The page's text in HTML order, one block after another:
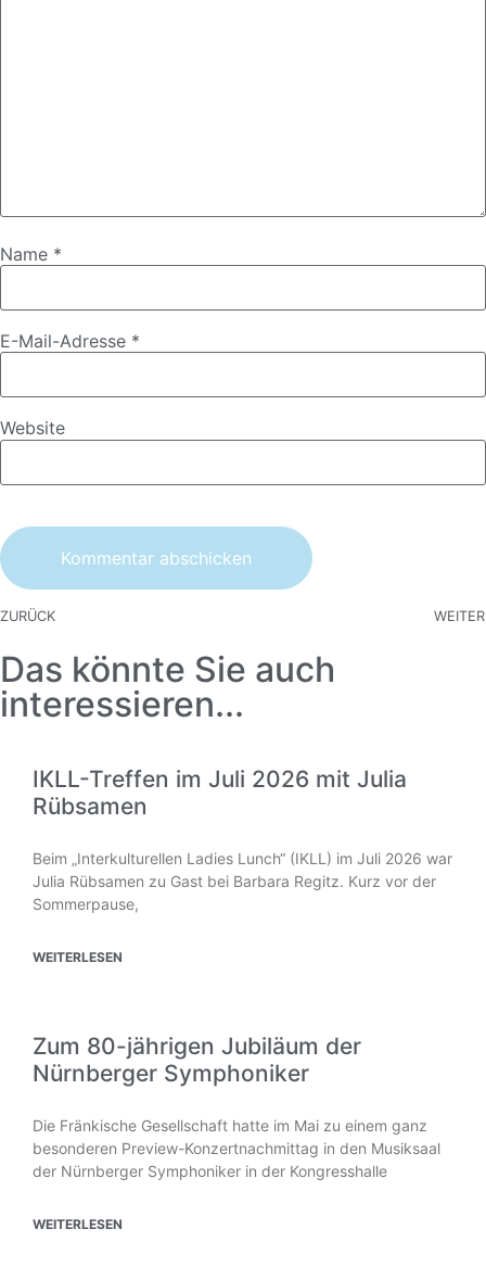
Name *
E-Mail-Adresse *
Website
ZURÜCK WEITER
Das könnte Sie auch
interessieren...
IKLL-Treffen im Juli 2026 mit Julia
Rübsamen
Beim „Interkulturellen Ladies Lunch“ (IKLL) im Juli 2026 war
Julia Rübsamen zu Gast bei Barbara Regitz. Kurz vor der
Sommerpause,
WEITERLESEN
Zum 80-jährigen Jubiläum der
Nürnberger Symphoniker
Die Fränkische Gesellschaft hatte im Mai zu einem ganz
besonderen Preview-Konzertnachmittag in den Musiksaal
der Nürnberger Symphoniker in der Kongresshalle
WEITERLESEN